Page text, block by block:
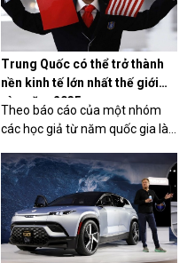
Trung Quốc có thể trở thành
nền kinh tế lớn nhất thế giới
vào năm 2035 ​
Theo báo cáo của một nhóm
các học giả từ năm quốc gia là
Trung Quốc được công bố tại
một hội thảo quốc tế vừa qua,
GDP của Trung Quốc ước tính
vượt Mỹ vào năm 2035.